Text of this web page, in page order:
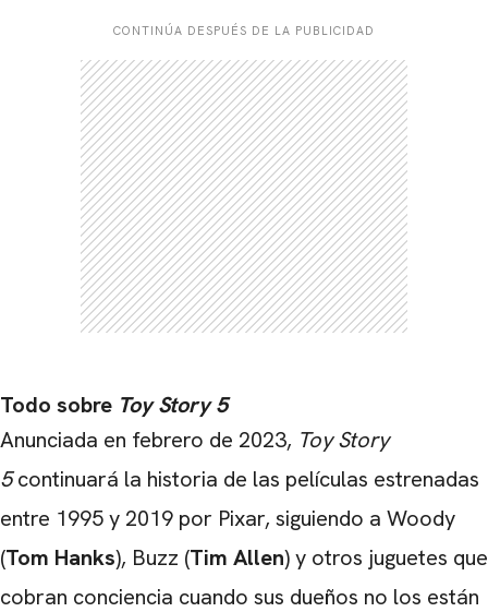
CONTINÚA DESPUÉS DE LA PUBLICIDAD
Todo sobre Toy Story 5
Anunciada en febrero de 2023, Toy Story
5continuará la historia de las películas estrenadas
entre 1995 y 2019 por Pixar, siguiendo a Woody
(Tom Hanks), Buzz (Tim Allen) y otros juguetes que
cobran conciencia cuando sus dueños no los están